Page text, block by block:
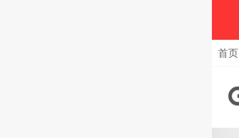
首页